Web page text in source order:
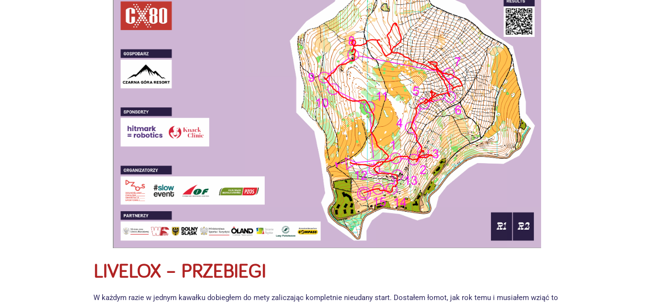
LIVELOX – PRZEBIEGI
W każdym razie w jednym kawałku dobiegłem do mety zaliczając kompletnie nieudany start. Dostałem łomot, jak rok temu i musiałem wziąć to